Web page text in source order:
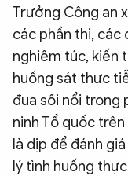
Trưởng Công an
các phần thi, các
nghiêm túc, kiến
huống sát thực
đua sôi nổi trong
ninh Tổ quốc
là dịp để đánh
lý tình huống